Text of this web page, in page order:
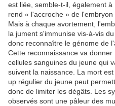
est liée, semble-t-il, également
rend « l'accroche » de
Mais à chaque avortement,
la jument s'immunise vis-à-vis
donc reconnaître le génome de
Cette reconnaissance va
cellules sanguines du jeune qui
suivent la naissance. La mort
up régulier du jeune peut
donc de limiter les dégâts. Les
observés sont une pâleur des